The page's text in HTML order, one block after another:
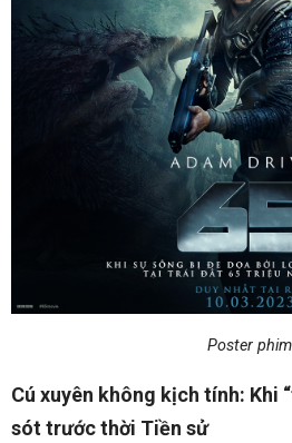
Poster phim
Cú xuyên không kịch tính: Khi
sót trước thời Tiền sử